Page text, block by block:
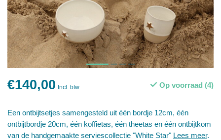
€140,00 Incl. btw Op voorraad (4)
Een ontbijtsetjes samengesteld uit één bordje 12cm, één
ontbijtbordje 20cm, één koffietas, één theetas en één ontbijtkom
van de handgemaakte serviescollectie "White Star" Lees meer.